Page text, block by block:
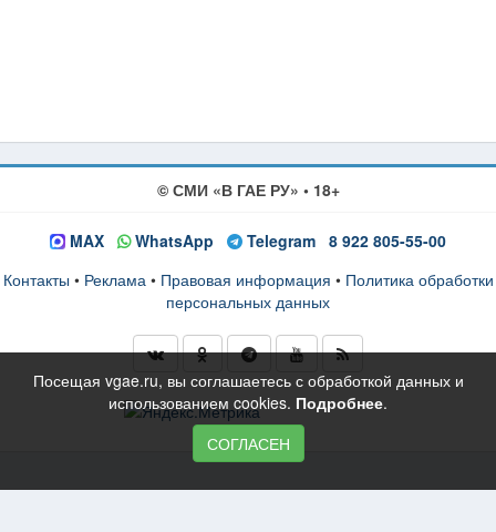
© СМИ «В ГАЕ РУ» • 18+
MAX WhatsApp Telegram 8 922 805-55-00
Контакты • Реклама • Правовая информация • Политика обработки
персональных данных
Посещая vgae.ru, вы соглашаетесь с обработкой данных и
использованием cookies. Подробнее.
СОГЛАСЕН